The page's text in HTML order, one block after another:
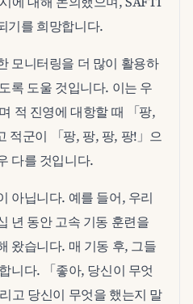
기를 희망합니다.
모니터링을 더 많이 활용하
록 도울 것입니다. 이는 우
적 진영에 대항할 때 「팡,
적군이 「팡, 팡, 팡, 팡!」으
다를 것입니다.
아닙니다. 예를 들어, 우리
년 동안 고속 기동 훈련을
왔습니다. 매 기동 후, 그들
니다. 「좋아, 당신이 무엇
고 당신이 무엇을 했는지 말